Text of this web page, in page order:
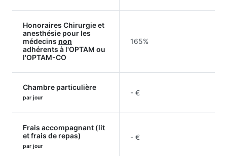
Honoraires Chirurgie et
anesthésie pour les
médecins non
adhérents à l'OPTAM ou
l'OPTAM-CO
165%
Chambre particulière
par jour
- €
Frais accompagnant (lit
et frais de repas)
par jour
- €